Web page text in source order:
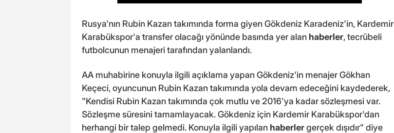
Rusya'nın Rubin Kazan takımında forma giyen Gökdeniz Karadeniz'in, Kardemir
Karabükspor'a transfer olacağı yönünde basında yer alan haberler, tecrübeli
futbolcunun menajeri tarafından yalanlandı.
AA muhabirine konuyla ilgili açıklama yapan Gökdeniz'in menajer Gökhan
Keçeci, oyuncunun Rubin Kazan takımında yola devam edeceğini kaydederek,
"Kendisi Rubin Kazan takımında çok mutlu ve 2016'ya kadar sözleşmesi var.
Sözleşme süresini tamamlayacak. Gökdeniz için Kardemir Karabükspor'dan
herhangi bir talep gelmedi. Konuyla ilgili yapılan haberlergerçek dışıdır" diye